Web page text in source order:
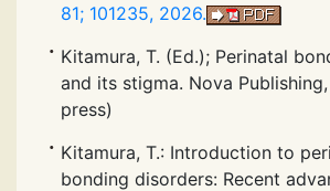
81; 101235, 2026.
Kitamura, T. (Ed.); Perinatal
and its stigma. Nova
press)
Kitamura, T.: Introduction to
bonding disorders: Recent